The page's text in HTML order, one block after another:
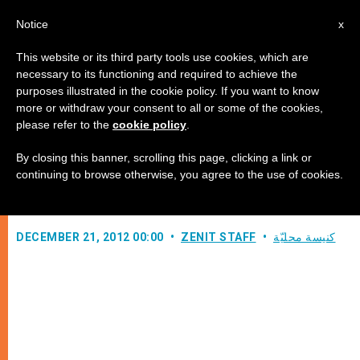
الكوسوفو: بين الأرثوذكس والإسلام
نزاع سنوات عديدة بين الصرب الأرثوذكس
DECEMBER 21, 2012 00:00 ZENIT STAFF كنيسة محليّة
x
Notice
This website or its third party tools use cookies, which are
necessary to its functioning and required to achieve the
purposes illustrated in the cookie policy. If you want to know
more or withdraw your consent to all or some of the cookies,
please refer to the cookie policy
By closing this banner, scrolling this page, clicking a link or
continuing to browse otherwise, you agree to the use of cookies.